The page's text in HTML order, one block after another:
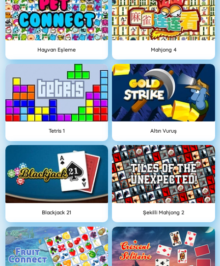
Hayvan Eşleme Mahjong 4
Tetris 1 Altın Vuruş
Blackjack 21 Şekilli Mahjong 2